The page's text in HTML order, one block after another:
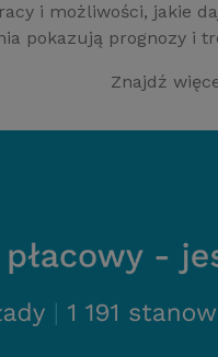
i możliwości, jakie
pokazują prognozy i
Znajdź